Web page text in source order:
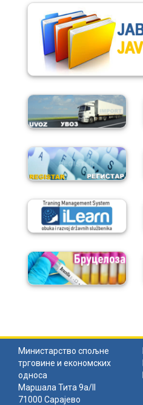
Министарство спољне
трговине и економских
односа
Маршала Тита 9а/II
71000 Сарајево